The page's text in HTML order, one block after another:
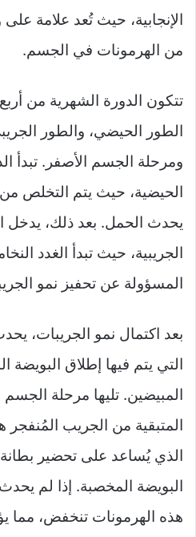
الإنجابية، حيث تُعد علامة
من الهرمونات في الجسم.
تتكون الدورة الشهرية من
الطور الحيضي، والطور
ومرحلة الجسم الأصفر. تبدأ
الحيضية، حيث يتم التخلص من
يحدث الحمل. بعد ذلك، يدخل
الجريبية، حيث تبدأ الغدد
المسؤولة عن تحفيز نمو
بعد اكتمال نمو الجريبات،
التي يتم فيها إطلاق البويضة
المبيضين. تليها مرحلة الجسم
المتبقية من الجريب
الذي يُساعد على تحضير
البويضة المخصبة. إذا لم
هذه الهرمونات تنخفض، مما